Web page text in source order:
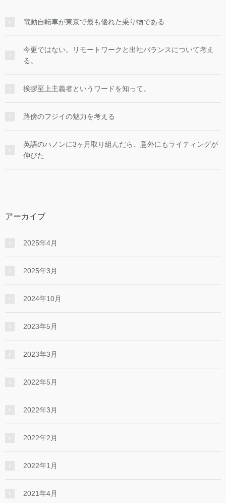
電動自転車が東京で最も優れた乗り物である
今更ではない。リモートワークと出社バランスについて考え
る。
挨拶至上主義者というワードを知って。
路傍のフジイの魅力を考える
英語のハノンに3ヶ月取り組んだら、意外にもライティングが
伸びた
アーカイブ
2025年4月
2025年3月
2024年10月
2023年5月
2023年3月
2022年5月
2022年3月
2022年2月
2022年1月
2021年4月